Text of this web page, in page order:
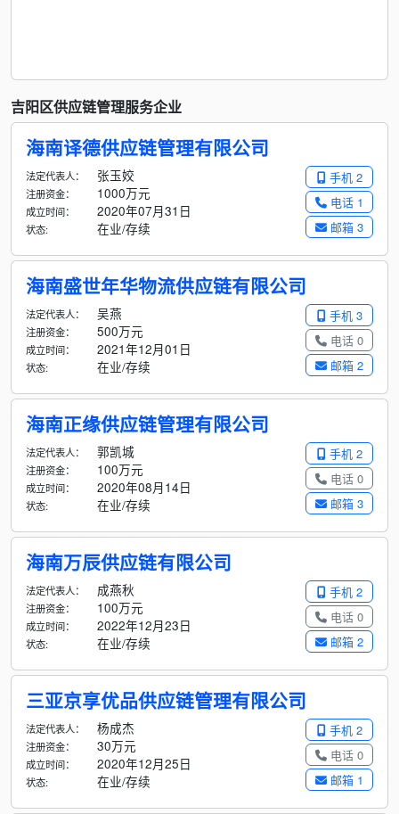
吉阳区供应链管理服务企业
海南译德供应链管理有限公司
手机 2
电话 1
邮箱 3
法定代表人： 张玉姣
注册资金： 1000万元
成立时间： 2020年07月31日
状态: 在业/存续
海南盛世年华物流供应链有限公司
手机 3
电话 0
邮箱 2
法定代表人： 吴燕
注册资金： 500万元
成立时间： 2021年12月01日
状态: 在业/存续
海南正缘供应链管理有限公司
手机 2
电话 0
邮箱 3
法定代表人： 郭凯城
注册资金： 100万元
成立时间： 2020年08月14日
状态: 在业/存续
海南万辰供应链有限公司
手机 2
电话 0
邮箱 2
法定代表人： 成燕秋
注册资金： 100万元
成立时间： 2022年12月23日
状态: 在业/存续
三亚京享优品供应链管理有限公司
手机 2
电话 0
邮箱 1
法定代表人： 杨成杰
注册资金： 30万元
成立时间： 2020年12月25日
状态: 在业/存续